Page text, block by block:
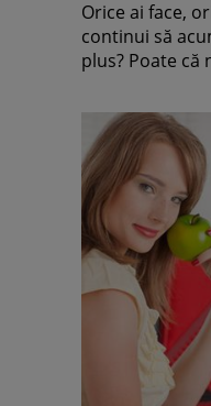
Orice ai face,
continui să
plus? Poate că